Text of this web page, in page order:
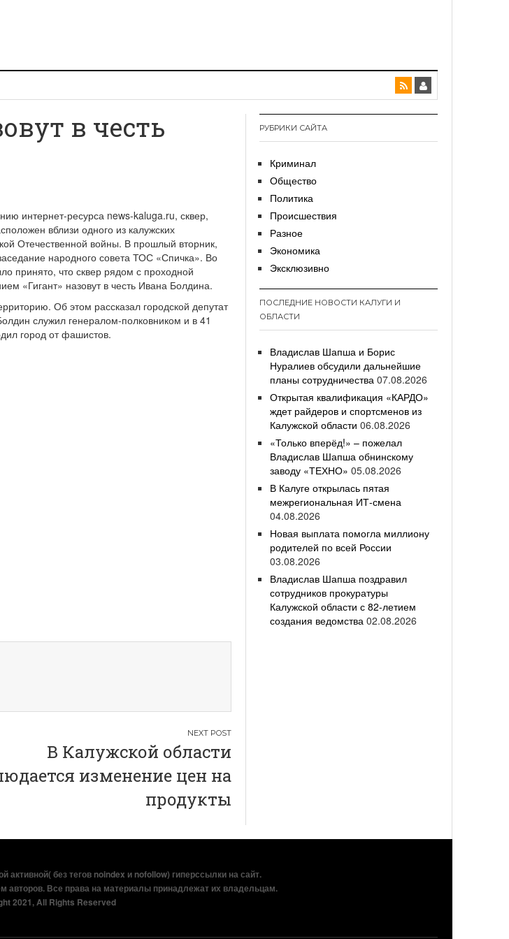
в честь
интернет-ресурса news-kaluga.ru, сквер,
вблизи одного из калужских
Отечественной войны. В прошлый вторник,
народного совета ТОС «Спичка». Во
принято, что сквер рядом с проходной
«Гигант» назовут в честь Ивана Болдина.
Об этом рассказал городской депутат
служил генералом-полковником и в 41
город от фашистов.
В Калужской области
изменение цен на
продукты
РУБРИКИ САЙТА
Криминал
Общество
Политика
Происшествия
Разное
Экономика
Эксклюзивно
ПОСЛЕДНИЕ НОВОСТИ КАЛУГИ И
ОБЛАСТИ
Владислав Шапша и Борис
Нуралиев обсудили дальнейшие
планы сотрудничества 07.08.2026
Открытая квалификация «КАРДО»
ждет райдеров и спортсменов из
Калужской области 06.08.2026
«Только вперёд!» – пожелал
Владислав Шапша обнинскому
заводу «ТЕХНО» 05.08.2026
В Калуге открылась пятая
межрегиональная ИТ-смена
04.08.2026
Новая выплата помогла миллиону
родителей по всей России
03.08.2026
Владислав Шапша поздравил
сотрудников прокуратуры
Калужской области с 82-летием
создания ведомства 02.08.2026
активной( без тегов noindex и nofollow) гиперссылки на сайт.
авторов. Все права на материалы принадлежат их владельцам.
2021, All Rights Reserved